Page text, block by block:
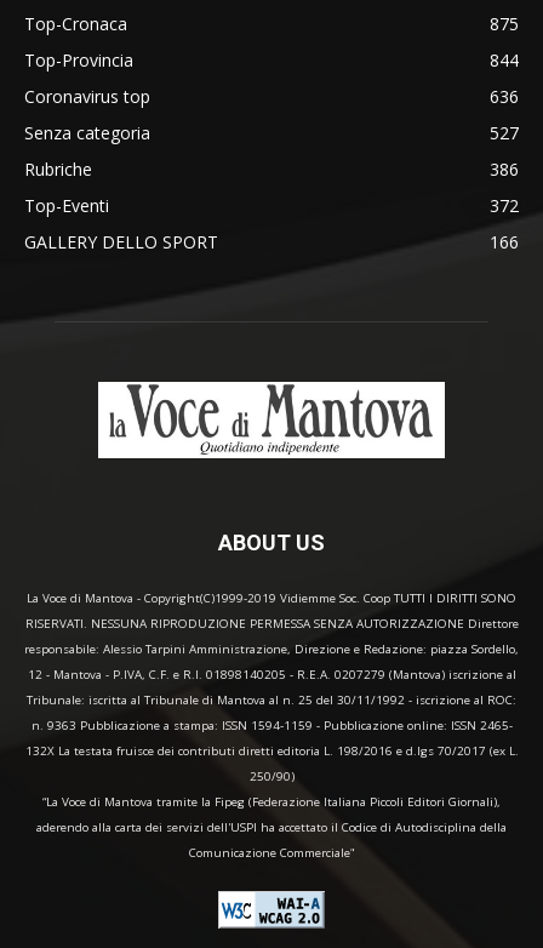
Top-Cronaca
875
Top-Provincia
844
Coronavirus top
636
Senza categoria
527
Rubriche
386
Top-Eventi
372
GALLERY DELLO SPORT
166
ABOUT US
La Voce di Mantova - Copyright(C)1999-2019 Vidiemme Soc. Coop TUTTI I DIRITTI SONO
RISERVATI. NESSUNA RIPRODUZIONE PERMESSA SENZA AUTORIZZAZIONE Direttore
responsabile: Alessio Tarpini Amministrazione, Direzione e Redazione: piazza Sordello,
12 - Mantova - P.IVA, C.F. e R.I. 01898140205 - R.E.A. 0207279 (Mantova) iscrizione al
Tribunale: iscritta al Tribunale di Mantova al n. 25 del 30/11/1992 - iscrizione al ROC:
n. 9363 Pubblicazione a stampa: ISSN 1594-1159 - Pubblicazione online: ISSN 2465-
132X La testata fruisce dei contributi diretti editoria L. 198/2016 e d.lgs 70/2017 (ex L.
250/90)
“La Voce di Mantova tramite la Fipeg (Federazione Italiana Piccoli Editori Giornali),
aderendo alla carta dei servizi dell'USPI ha accettato il Codice di Autodisciplina della
Comunicazione Commerciale"